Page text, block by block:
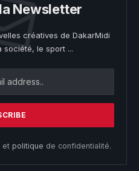
Newsletter
créatives de DakarMidi
société, le sport ...
et politique de confidentialité.